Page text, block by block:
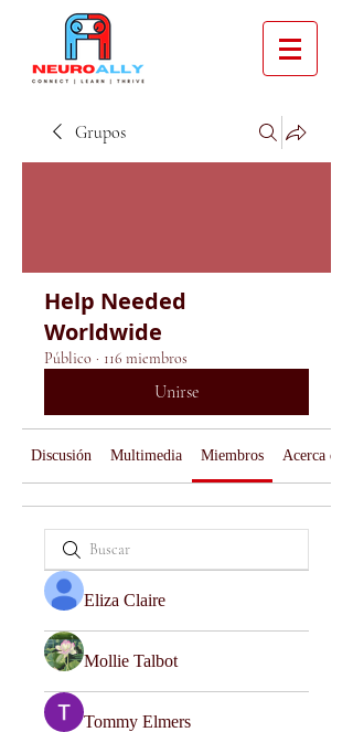
Grupos
Help Needed
Worldwide
Público · 116 miembros
Unirse
Discusión Multimedia Miembros Acerca de
Eliza Claire
Mollie Talbot
Tommy Elmers